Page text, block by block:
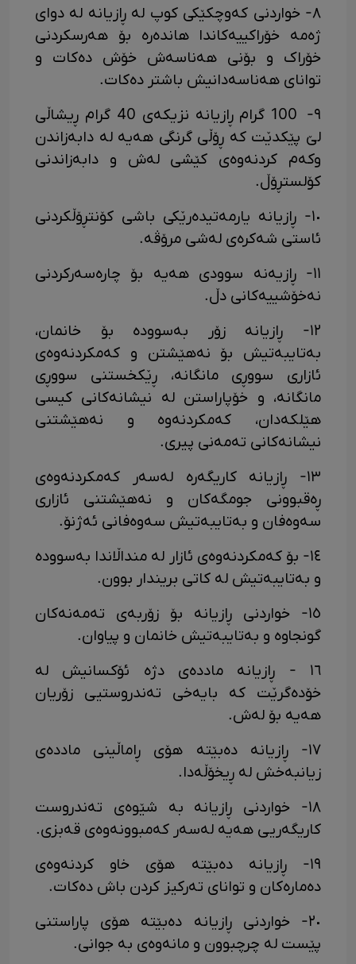
٨- خواردنی کەوچکێکی کوپ لە ڕازیانە لە دوای
ژەمە خۆراکییەکاندا هاندەرە بۆ هەرسکردنی
خۆراک و بۆنی هەناسەش خۆش دەکات و
توانای هەناسەدانیش باشتر دەکات.
٩- 100 گرام ڕازیانە نزیکەی 40 گرام ڕیشاڵی
لێ پێکدێت کە ڕۆڵی گرنگی هەیە لە دابەزاندن
وکەم کردنەوەی کێشی لەش و دابەزاندنی
کۆلستڕۆڵ.
١٠- ڕازیانە یارمەتیدەرێکی باشی کۆنتڕۆڵکردنی
ئاستی شەکرەی لەشی مرۆڤە.
١١- ڕازیەنە سوودی هەیە بۆ چارەسەرکردنی
نەخۆشییەکانی دڵ.
١٢- ڕازیانە زۆر بەسوودە بۆ خانمان،
بەتایبەتیش بۆ نەهێشتن و کەمکردنەوەی
ئازاری سووڕی مانگانە، ڕێکخستنی سووڕی
مانگانە، و خۆپاراستن لە نیشانەکانی کیسی
هێلکەدان، کەمکردنەوە و نەهێشتنی
نیشانەکانی تەمەنی پیری.
١٣- ڕازیانە کاریگەرە لەسەر کەمکردنەوەی
ڕەقبوونی جومگەکان و نەهێشتنی ئازاری
سەوەفان و بەتایبەتیش سەوەفانی ئەژنۆ.
١٤- بۆ کەمکردنەوەی ئازار لە منداڵاندا بەسوودە
و بەتایبەتیش لە کاتی بریندار بوون.
١٥- خواردنی ڕازیانە بۆ زۆربەی تەمەنەکان
گونجاوە و بەتایبەتیش خانمان و پیاوان.
١٦ - ڕازیانە ماددەی دژە ئۆکسانیش لە
خۆدەگرێت کە بایەخی تەندروستیی زۆریان
هەیە بۆ لەش.
١٧- ڕازیانە دەبێتە هۆی ڕاماڵینی ماددەی
زیانبەخش لە ڕیخۆڵەدا.
١٨- خواردنی ڕازیانە بە شێوەی تەندروست
کاریگەریی هەیە لەسەر کەمبوونەوەی قەبزی.
١٩- ڕازیانە دەبێتە هۆی خاو کردنەوەی
دەمارەکان و توانای تەرکیز کردن باش دەکات.
٢٠- خواردنی ڕازیانە دەبێتە هۆی پاراستنی
پێست لە چرچبوون و مانەوەی بە جوانی.